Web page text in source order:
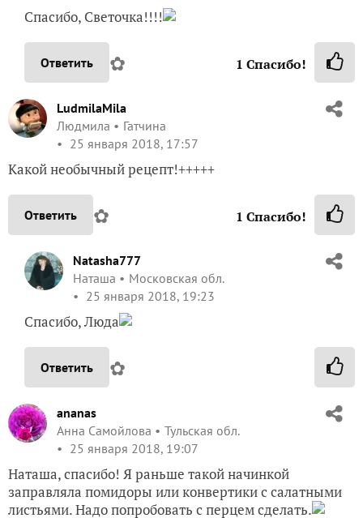
Спасибо, Светочка!!!!
Ответить ✿ 1 Спасибо!
LudmilaMila
Людмила
Гатчина
25 января 2018, 17:57
Какой необычный рецепт!+++++
Ответить ✿ 1 Спасибо!
Natasha777
Наташа
Московская обл.
25 января 2018, 19:23
Спасибо, Люда
Ответить ✿
ananas
Анна Самойлова
Тульская обл.
25 января 2018, 19:07
Наташа, спасибо! Я раньше такой начинкой
заправляла помидоры или конвертики с салатными
листьями. Надо попробовать с перцем сделать.